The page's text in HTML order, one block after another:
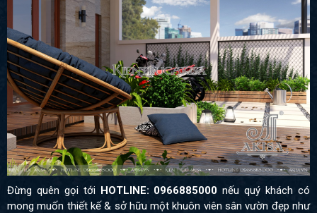
Đừng quên gọi tới HOTLINE: 0966885000 nếu quý khách có
mong muốn thiết kế & sở hữu một khuôn viên sân vườn đẹp như